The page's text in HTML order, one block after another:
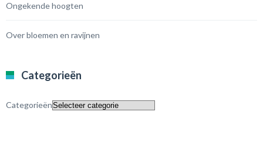
Ongekende hoogten
Over bloemen en ravijnen
Categorieën
Categorieën